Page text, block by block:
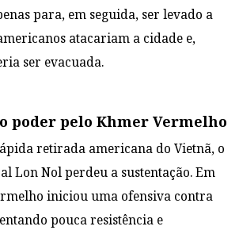
para, em seguida, ser levado a
atacariam a cidade e,
ser evacuada.
poder pelo Khmer Vermelho
retirada americana do Vietnã, o
Lon Nol perdeu a sustentação. Em
iniciou uma ofensiva contra
pouca resistência e